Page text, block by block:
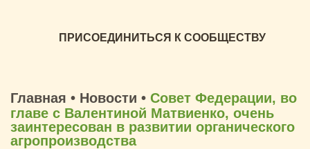
ПРИСОЕДИНИТЬСЯ К СООБЩЕСТВУ
Главная • Новости • Совет Федерации, во
главе с Валентиной Матвиенко, очень
заинтересован в развитии органического
агропроизводства